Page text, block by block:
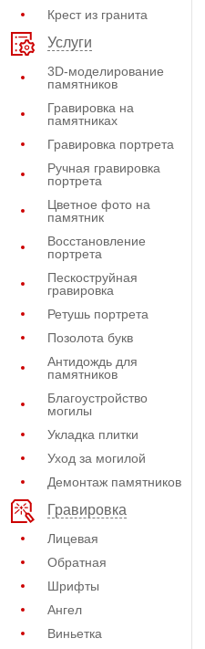
Крест из гранита
Услуги
3D-моделирование
памятников
Гравировка на
памятниках
Гравировка портрета
Ручная гравировка
портрета
Цветное фото на
памятник
Восстановление
портрета
Пескоструйная
гравировка
Ретушь портрета
Позолота букв
Антидождь для
памятников
Благоустройство
могилы
Укладка плитки
Уход за могилой
Демонтаж памятников
Гравировка
Лицевая
Обратная
Шрифты
Ангел
Виньетка